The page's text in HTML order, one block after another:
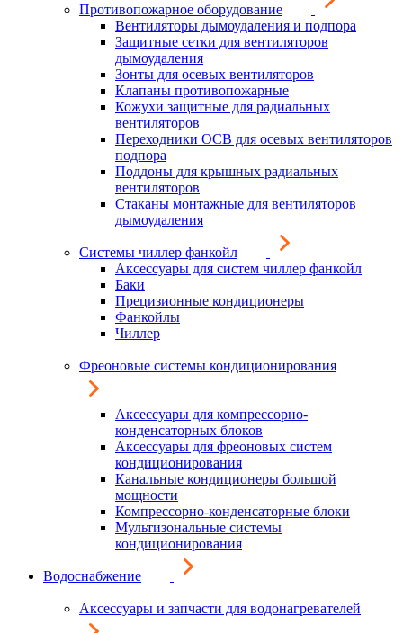
Противопожарное оборудование
Вентиляторы дымоудаления и подпора
Защитные сетки для вентиляторов
дымоудаления
Зонты для осевых вентиляторов
Клапаны противопожарные
Кожухи защитные для радиальных
вентиляторов
Переходники ОСВ для осевых вентиляторов
подпора
Поддоны для крышных радиальных
вентиляторов
Стаканы монтажные для вентиляторов
дымоудаления
Системы чиллер фанкойл
Аксессуары для систем чиллер фанкойл
Баки
Прецизионные кондиционеры
Фанкойлы
Чиллер
Фреоновые системы кондиционирования
Аксессуары для компрессорно-
конденсаторных блоков
Аксессуары для фреоновых систем
кондиционирования
Канальные кондиционеры большой
мощности
Компрессорно-конденсаторные блоки
Мультизональные системы
кондиционирования
Водоснабжение
Аксессуары и запчасти для водонагревателей